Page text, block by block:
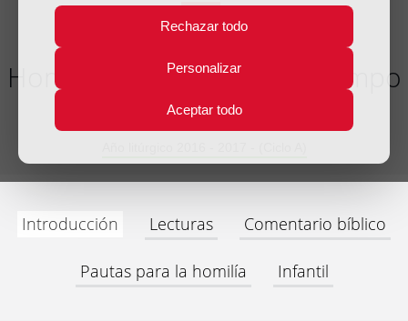
Rechazar todo
Personalizar
Aceptar todo
25
Jun
Homilía XII Domingo del Tiempo
Ordinario
Introducción Lecturas Comentario bíblico
Pautas para la homilía Infantil